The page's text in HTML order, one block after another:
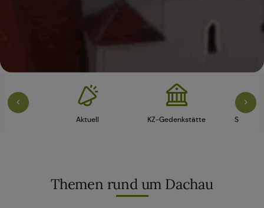
Aktuell KZ-Gedenkstätte Schloss
Themen rund um Dachau